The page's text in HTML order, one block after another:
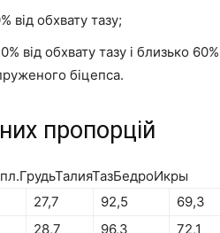
від обхвату тазу;
від обхвату тазу і близько
біцепса.
пропорцій
27,7 92,5 69,3
28,7 96,3 72,1